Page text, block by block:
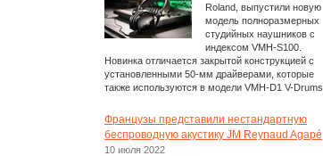
Roland, выпустили новую
модель полноразмерных
студийных наушников с
индексом VMH-S100.
Новинка отличается закрытой конструкцией с
установленными 50-мм драйверами, которые
также используются в модели VMH-D1 V-Drums.
Французы представили нестандартную
беспроводную акустику JM Reynaud Agapé
10 июля 2022